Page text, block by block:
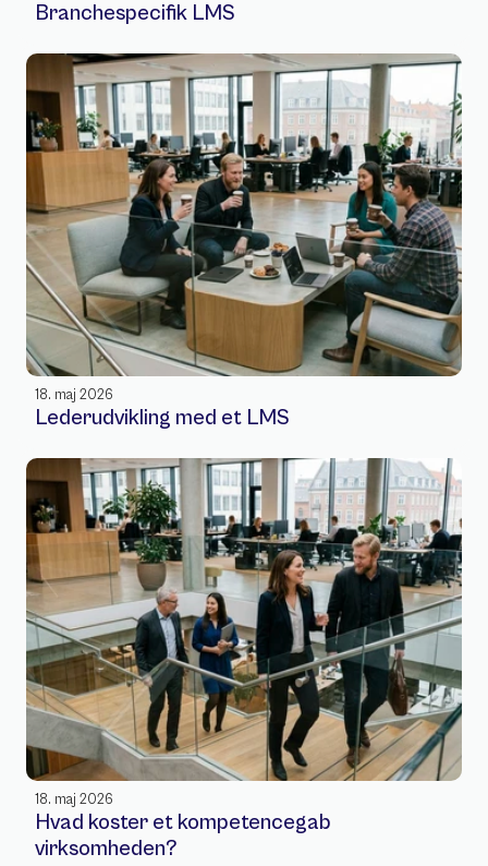
Branchespecifik LMS
18. maj 2026
Lederudvikling med et LMS
18. maj 2026
Hvad koster et kompetencegab
virksomheden?